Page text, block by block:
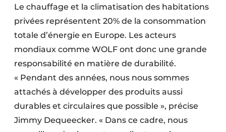
Le chauffage et la climatisation des habitations
privées représentent 20% de la consommation
totale d’énergie en Europe. Les acteurs
mondiaux comme WOLF ont donc une grande
responsabilité en matière de durabilité.
« Pendant des années, nous nous sommes
attachés à développer des produits aussi
durables et circulaires que possible », précise
Jimmy Dequeecker. « Dans ce cadre, nous